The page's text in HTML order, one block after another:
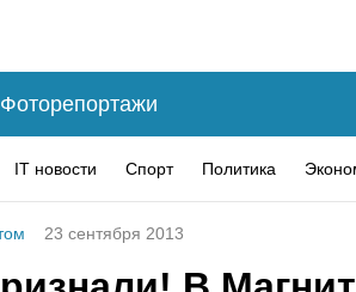
Фоторепортажи
IT новости Спорт Политика
23 сентября 2013